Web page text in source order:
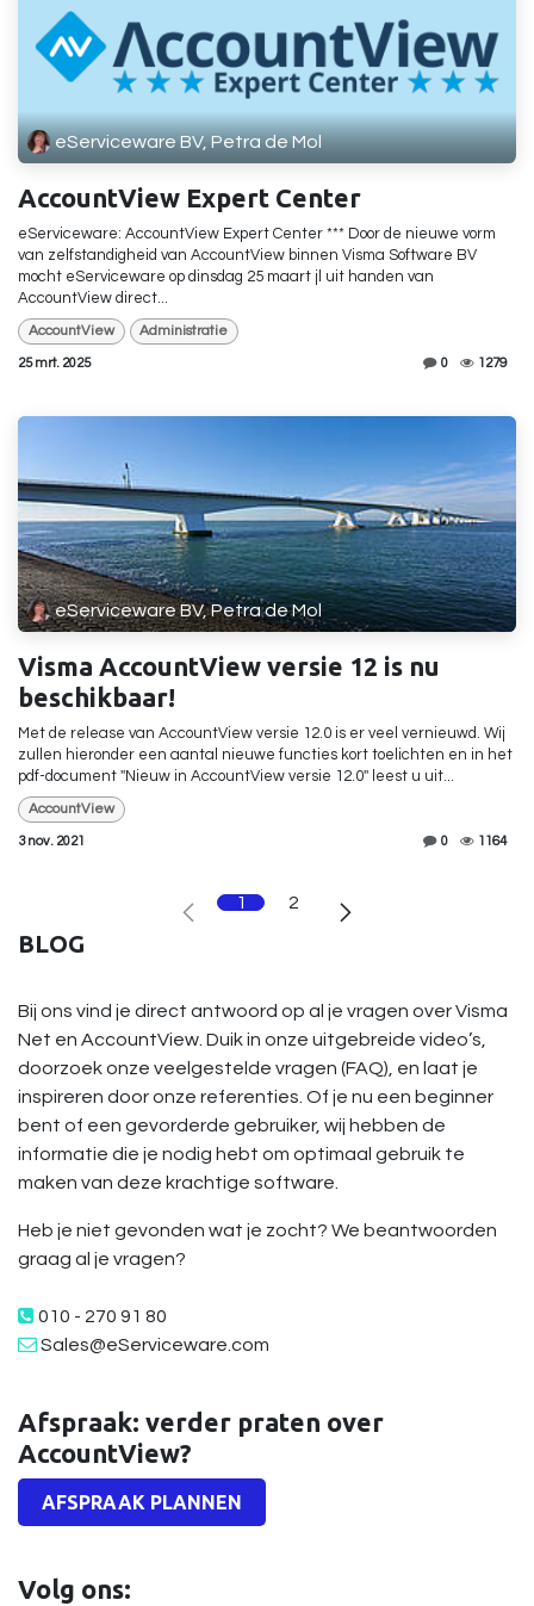
eServiceware BV, Petra de Mol
AccountView Expert Center
eServiceware: AccountView Expert Center *** Door de nieuwe vorm
van zelfstandigheid van AccountView binnen Visma Software BV
mocht eServiceware op dinsdag 25 maart jl uit handen van
AccountView direct...
AccountView Administratie
25 mrt. 2025 0 1279
eServiceware BV, Petra de Mol
Visma AccountView versie 12 is nu
beschikbaar!
Met de release van AccountView versie 12.0 is er veel vernieuwd. Wij
zullen hieronder een aantal nieuwe functies kort toelichten en in het
pdf-document ''Nieuw in AccountView versie 12.0'' leest u uit...
AccountView
3 nov. 2021 0 1164
1 2
BLOG
Bij ons vind je direct antwoord op al je vragen over Visma
Net en AccountView. Duik in onze uitgebreide video’s,
doorzoek onze veelgestelde vragen (FAQ), en laat je
inspireren door onze referenties. Of je nu een beginner
bent of een gevorderde gebruiker, wij hebben de
informatie die je nodig hebt om optimaal gebruik te
maken van deze krachtige software.
Heb je niet gevonden wat je zocht? We beantwoorden
graag al je vragen?
010 - 270 91 80
Sales@eServiceware.com
Afspraak: verder praten over
AccountView?
AFSPRAAK PLANNEN
Volg ons: